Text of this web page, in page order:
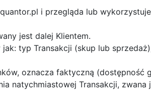
i przegląda lub
jest dalej Klientem.
typ Transakcji (skup lub
oznacza faktyczną (dostępność
natychmiastowej Transakcji, zwana